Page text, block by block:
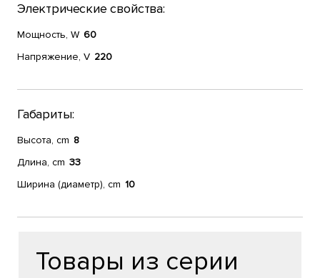
Электрические свойства:
Мощность, W 60
Напряжение, V 220
Габариты:
Высота, cm 8
Длина, cm 33
Ширина (диаметр), cm 10
Товары из серии